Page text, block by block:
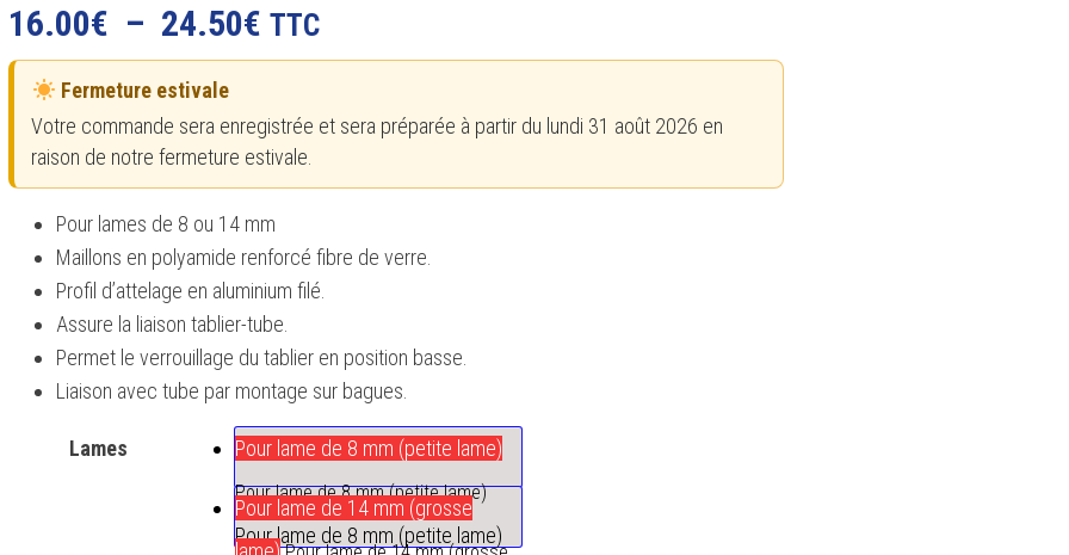
16.00€ – 24.50€ Plage
de
prix :
16.00€
à
24.50€
TTC
Fermeture estivale
Votre commande sera enregistrée et sera préparée à partir du lundi 31 août 2026 en
raison de notre fermeture estivale.
Pour lames de 8 ou 14 mm
Maillons en polyamide renforcé fibre de verre.
Profil d’attelage en aluminium filé.
Assure la liaison tablier-tube.
Permet le verrouillage du tablier en position basse.
Liaison avec tube par montage sur bagues.
Lames Pour lame de 8 mm (petite lame)
Pour lame de 8 mm (petite lame)
Pour lame de 8 mm (petite lame)
Pour lame de 14 mm (grosse